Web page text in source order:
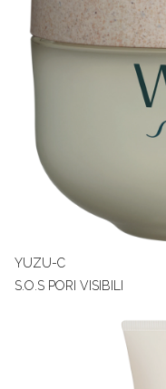
YUZU-C
S.O.S PORI VISIBILI